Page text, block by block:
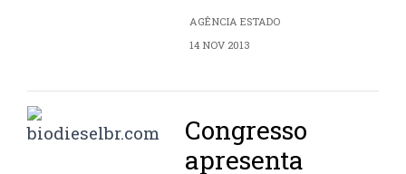
AGÊNCIA ESTADO
14 NOV 2013
Congresso
apresenta